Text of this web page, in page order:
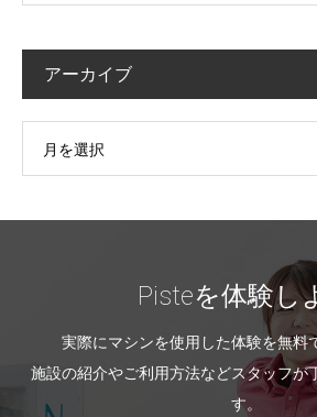
アーカイブ
月を選択
Pisteを体験し
実際にマシンを使用した体験を無料
施設の紹介やご利用方法などスタッフが
す。